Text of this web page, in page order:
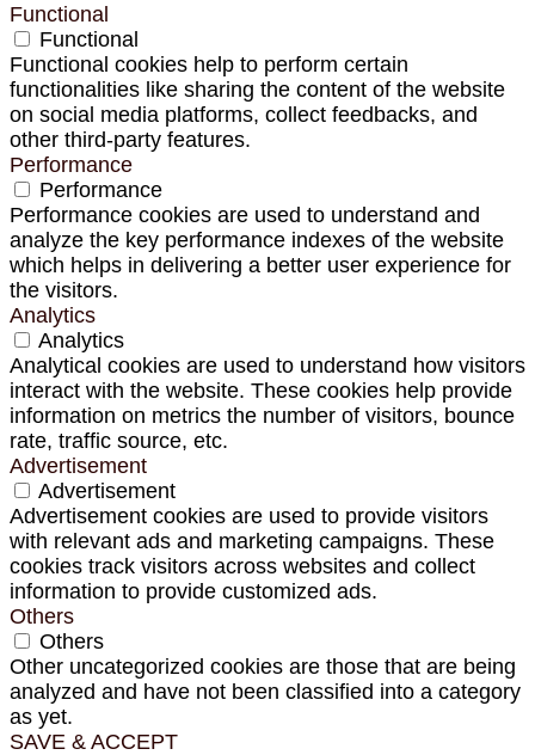
Functional
Functional
Functional cookies help to perform certain
functionalities like sharing the content of the website
on social media platforms, collect feedbacks, and
other third-party features.
Performance
Performance
Performance cookies are used to understand and
analyze the key performance indexes of the website
which helps in delivering a better user experience for
the visitors.
Analytics
Analytics
Analytical cookies are used to understand how visitors
interact with the website. These cookies help provide
information on metrics the number of visitors, bounce
rate, traffic source, etc.
Advertisement
Advertisement
Advertisement cookies are used to provide visitors
with relevant ads and marketing campaigns. These
cookies track visitors across websites and collect
information to provide customized ads.
Others
Others
Other uncategorized cookies are those that are being
analyzed and have not been classified into a category
as yet.
SAVE & ACCEPT